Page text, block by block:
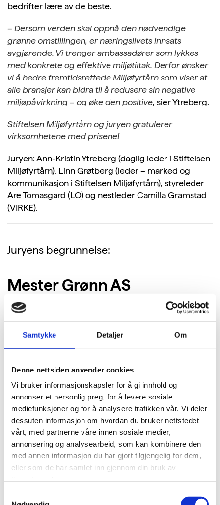
Samtykke Detaljer Om
Denne nettsiden anvender cookies
Vi bruker informasjonskapsler for å gi innhold og
annonser et personlig preg, for å levere sosiale
mediefunksjoner og for å analysere trafikken vår. Vi deler
dessuten informasjon om hvordan du bruker nettstedet
vårt, med partnerne våre innen sosiale medier,
annonsering og analysearbeid, som kan kombinere den
med annen informasjon du har gjort tilgjengelig for dem,
eller som de har samlet inn gjennom din bruk av
bedrifter lære av de beste.
– Dersom verden skal oppnå den nødvendige
grønne omstillingen, er næringslivets innsats
avgjørende. Vi trenger ambassadører som lykkes
med konkrete og effektive miljøtiltak. Derfor ønsker
vi å hedre fremtidsrettede Miljøfyrtårn som viser at
alle bransjer kan bidra til å redusere sin negative
miljøpåvirkning – og øke den positive, sier Ytreberg.
Stiftelsen Miljøfyrtårn og juryen gratulerer
virksomhetene med prisene!
Juryen: Ann-Kristin Ytreberg (daglig leder i Stiftelsen
Miljøfyrtårn), Linn Grøtberg (leder – marked og
kommunikasjon i Stiftelsen Miljøfyrtårn), styreleder
Are Tomasgard (LO) og nestleder Camilla Gramstad
(VIRKE).
Juryens begrunnelse:
Mester Grønn AS
Norges største blomsterkjede har gått systematisk
til verks for å implementere miljøledelse i alle ledd
av organisasjonen, og har Miljøfyrtårn-sertifisert
alle kjedens 129 butikker.
Suksessen til Mester Grønn, og bakgrunnen for
prisen, skyldes blant annet den særdeles
fremoverlente toppledelsen, som setter miljø høyt
på agendaen, har klare mål, og bruker tid og
ressurser på å involvere ansatte og spre riktige
holdninger. De har klart å skape en kultur for grønn
omstilling, for å tenke nytt og få frem nye grønne og
innovative produkter.
Plastreduksjon: Mester Grønn sparer miljøet for